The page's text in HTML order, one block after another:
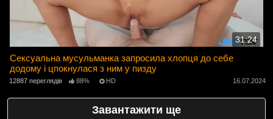
31:24
Сексуальна мусульманка запросила хлопця до себе
додому і цпокнулася з ним у пизду
12887 переглядів 88% HD 16.07.2024
Завантажити ще